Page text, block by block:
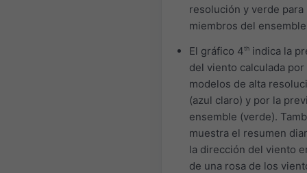
resolución y verde para
miembros del ensemble
El gráfico 4th indica la
del viento calculada por
modelos de alta
(azul claro) y por la
ensemble (verde).
muestra el resumen
la dirección del viento
de una rosa de los